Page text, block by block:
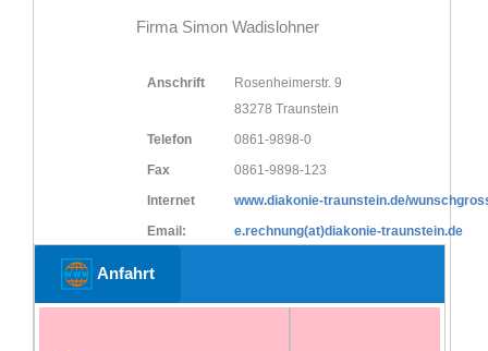
Firma Simon Wadislohner
Anschrift
Rosenheimerstr. 9
83278 Traunstein
Telefon
0861-9898-0
Fax
0861-9898-123
Internet
www.diakonie-traunstein.de/
Email:
e.rechnung(at)diakonie-traunstein.de
Anfahrt